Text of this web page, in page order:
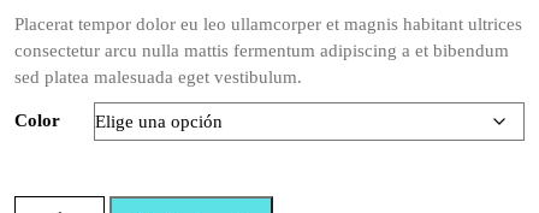
Placerat tempor dolor eu leo ullamcorper et magnis habitant ultrices
consectetur arcu nulla mattis fermentum adipiscing a et bibendum
sed platea malesuada eget vestibulum.
Color